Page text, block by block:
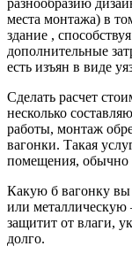
разнообразию
места монтажа) в
здание ,
дополнительные
есть изъян в виде
Сделать расчет
несколько
работы, монтаж
вагонки. Такая
помещения, обычно
Какую б вагонку
или металлическую
защитит от влаги,
долго.